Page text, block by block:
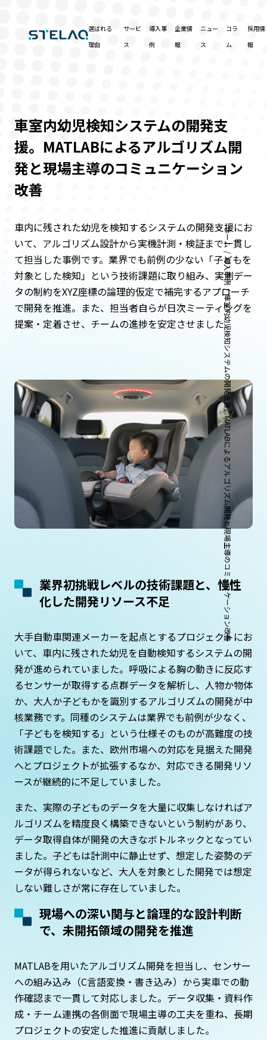
選ばれる
理由
サービ
ス
導入事
例
企業情
報
ニュー
ス
コラ
ム
採用情
報
ホーム
導入事例
車室内幼児検知システムの開発支援。MATLABによるアルゴリズム開発と現場主導のコミュニケーション改善
車室内幼児検知システムの開発支
援。MATLABによるアルゴリズム開
発と現場主導のコミュニケーション
改善
車内に残された幼児を検知するシステムの開発支援にお
いて、アルゴリズム設計から実機計測・検証まで一貫し
て担当した事例です。業界でも前例の少ない「子どもを
対象とした検知」という技術課題に取り組み、実測デー
タの制約をXYZ座標の論理的仮定で補完するアプローチ
で開発を推進。また、担当者自らが日次ミーティングを
提案・定着させ、チームの進捗を安定させました。
業界初挑戦レベルの技術課題と、慢性
化した開発リソース不足
大手自動車関連メーカーを起点とするプロジェクトにお
いて、車内に残された幼児を自動検知するシステムの開
発が進められていました。呼吸による胸の動きに反応す
るセンサーが取得する点群データを解析し、人物か物体
か、大人か子どもかを識別するアルゴリズムの開発が中
核業務です。同種のシステムは業界でも前例が少なく、
「子どもを検知する」という仕様そのものが高難度の技
術課題でした。また、欧州市場への対応を見据えた開発
へとプロジェクトが拡張するなか、対応できる開発リソ
ースが継続的に不足していました。
また、実際の子どものデータを大量に収集しなければア
ルゴリズムを精度良く構築できないという制約があり、
データ取得自体が開発の大きなボトルネックとなってい
ました。子どもは計測中に静止せず、想定した姿勢のデ
ータが得られないなど、大人を対象とした開発では想定
しない難しさが常に存在していました。
現場への深い関与と論理的な設計判断
で、未開拓領域の開発を推進
MATLABを用いたアルゴリズム開発を担当し、センサー
への組み込み（C言語変換・書き込み）から実車での動
作確認まで一貫して対応しました。データ収集・資料作
成・チーム連携の各側面で現場主導の工夫を重ね、長期
プロジェクトの安定した推進に貢献しました。